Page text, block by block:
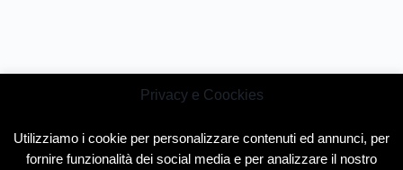
Privacy e Coockies
Utilizziamo i cookie per personalizzare contenuti ed annunci, per
fornire funzionalità dei social media e per analizzare il nostro